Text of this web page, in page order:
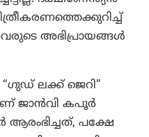
അഭിപ്രായങ്ങൾ
ലക്ക് ജെറി”
ജാൻവി കപൂർ
പക്ഷേ